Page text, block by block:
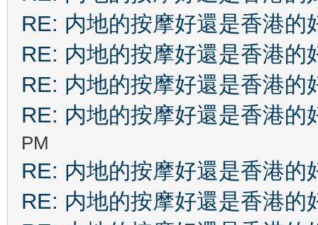
RE: 内地的按摩好還是香港的
RE: 内地的按摩好還是香港的
RE: 内地的按摩好還是香港的
RE: 内地的按摩好還是香港的
PM
RE: 内地的按摩好還是香港的
RE: 内地的按摩好還是香港的